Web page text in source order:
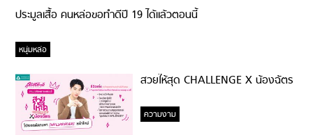
ประมูลเสื้อ คนหล่อขอทำดีปี 19 ได้แล้วตอนนี้
หนุ่มหล่อ
สวยให้สุด CHALLENGE X น้องฉัตร
ความงาม